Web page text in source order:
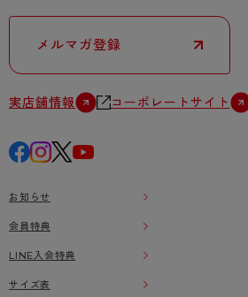
メルマガ登録
実店舗情報 コーポレートサイト
お知らせ
会員特典
LINE入会特典
サイズ表